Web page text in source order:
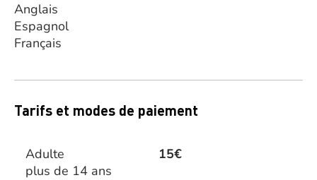
Anglais
Espagnol
Français
Tarifs et modes de paiement
Adulte
15€
plus de 14 ans